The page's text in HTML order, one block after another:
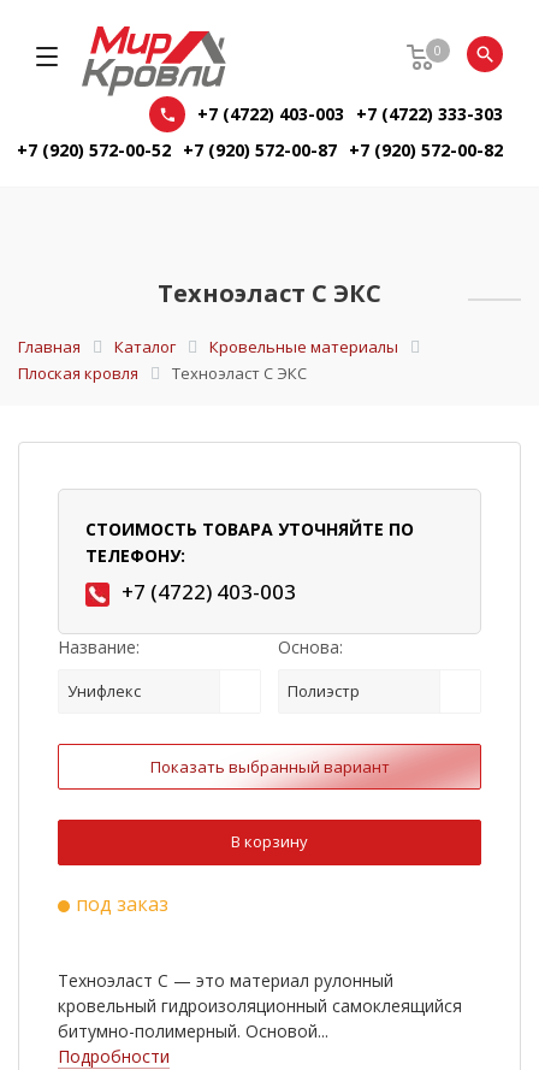
0
+7 (4722) 403-003
+7 (4722) 333-303
+7 (920) 572-00-52 +7 (920) 572-00-87 +7 (920) 572-00-82
Техноэласт С ЭКС
Главная Каталог
Кровельные материалы
Плоская кровля
Техноэласт С ЭКС
СТОИМОСТЬ ТОВАРА УТОЧНЯЙТЕ ПО
ТЕЛЕФОНУ:
+7 (4722) 403-003
Название:
Унифлекс
Основа:
Полиэстр
Показать выбранный вариант
В корзину
под заказ
Техноэласт С — это материал рулонный
кровельный гидроизоляционный самоклеящийся
битумно-полимерный. Основой...
Подробности